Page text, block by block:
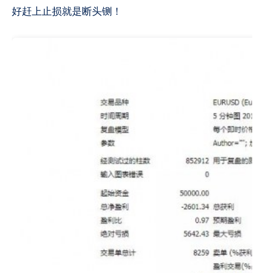
好赶上止损就是断头铡！